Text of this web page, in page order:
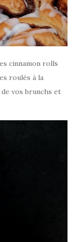
cinnamon rolls
roulés à la
vos brunchs et